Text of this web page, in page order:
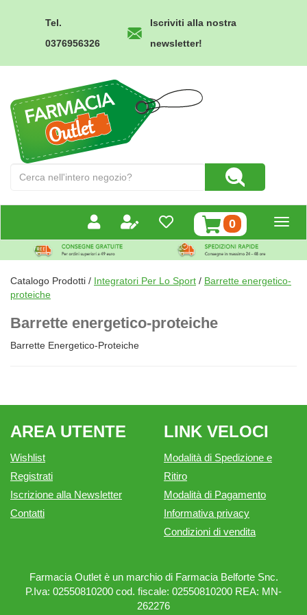
Tel.
0376956326
Iscriviti alla nostra
newsletter!
Outlet
Prodotto
Cerca Prodotto
0prodotti
inseriti
Catalogo Prodotti / Integratori Per Lo Sport / Barrette energetico-
proteiche
Barrette energetico-proteiche
Barrette Energetico-Proteiche
AREA UTENTE
Wishlist
Registrati
Iscrizione alla Newsletter
Contatti
LINK VELOCI
Modalità di Spedizione e
Ritiro
Modalità di Pagamento
Informativa privacy
Condizioni di vendita
Farmacia Outlet è un marchio di Farmacia Belforte Snc.
P.Iva: 02550810200 cod. fiscale: 02550810200 REA: MN-
262276